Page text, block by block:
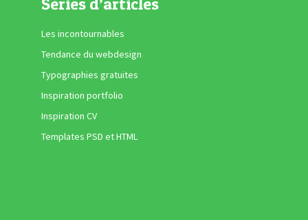
Les incontournables
Tendance du webdesign
Typographies gratuites
Inspiration portfolio
Inspiration CV
Templates PSD et HTML